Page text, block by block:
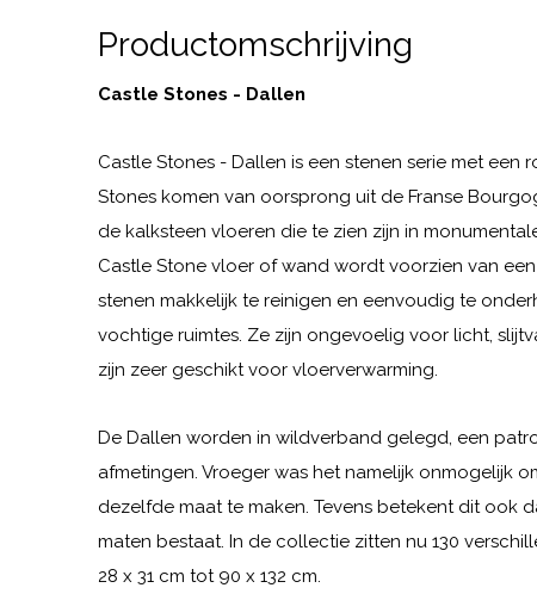
Productomschrijving
Castle Stones - Dallen
Castle Stones - Dallen is een stenen serie met een
Stones komen van oorsprong uit de Franse
de kalksteen vloeren die te zien zijn in
Castle Stone vloer of wand wordt voorzien van
stenen makkelijk te reinigen en eenvoudig te
vochtige ruimtes. Ze zijn ongevoelig voor licht,
zijn zeer geschikt voor vloerverwarming.
De Dallen worden in wildverband gelegd, een
afmetingen. Vroeger was het namelijk onmogelijk
dezelfde maat te maken. Tevens betekent dit ook
maten bestaat. In de collectie zitten nu 130
28 x 31 cm tot 90 x 132 cm.